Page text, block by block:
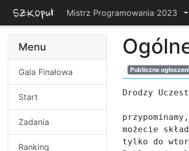
Mistrz Programowania 2023
Menu
Gala Finałowa
Start
Zadania
Ranking
Publiczne
Drodzy
możecie
tylko do